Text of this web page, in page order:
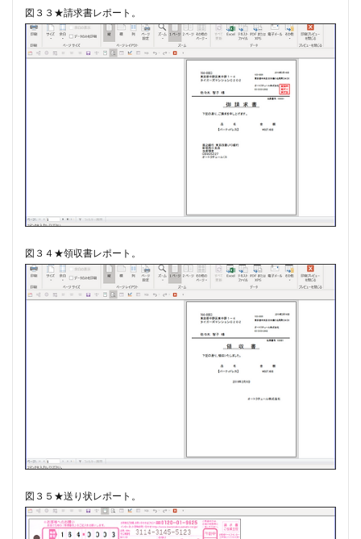
図３３★請求書レポート。
図３４★領収書レポート。
図３５★送り状レポート。